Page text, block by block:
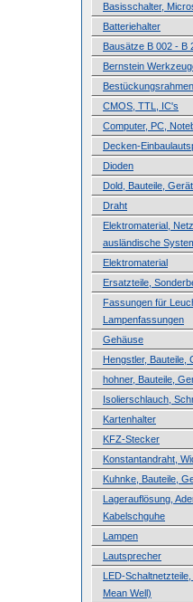
Basisschalter,
Batteriehalter
Bausätze B 002 - B
Bernstein
Bestückungsrahmen
CMOS, TTL, IC's
Computer, PC,
Decken-
Dioden
Dold, Bauteile,
Draht
Elektromaterial,
ausländische
Elektromaterial
Ersatzteile,
Fassungen für
Lampenfassungen
Gehäuse
Hengstler, Bauteile,
hohner, Bauteile,
Isolierschlauch,
Kartenhalter
KFZ-Stecker
Konstantandraht,
Kuhnke, Bauteile,
Lagerauflösung,
Kabelschguhe
Lampen
Lautsprecher
LED-
Mean Well)